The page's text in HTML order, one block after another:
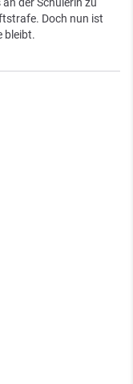
Doch nun ist
bleibt.